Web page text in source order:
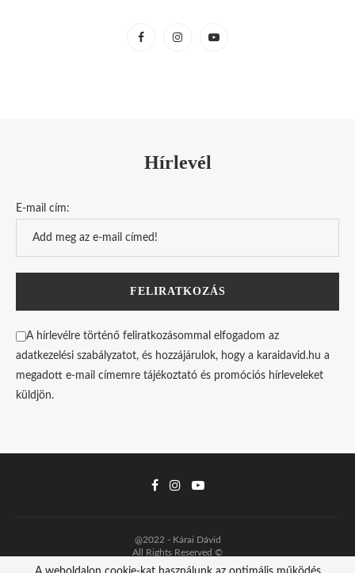
Hírlevél
E-mail cím:
A hírlevélre történő feliratkozásommal elfogadom az
adatkezelési szabályzatot, és hozzájárulok, hogy a karaidavid.hu a
megadott e-mail címemre tájékoztató és promóciós hírleveleket
küldjön.
@2022 - Kárai Dávid
All Rights Reserved ©